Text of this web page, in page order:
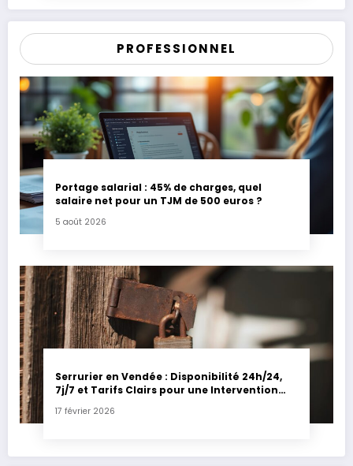
PROFESSIONNEL
Portage salarial : 45% de charges, quel
salaire net pour un TJM de 500 euros ?
5 août 2026
Serrurier en Vendée : Disponibilité 24h/24,
7j/7 et Tarifs Clairs pour une Intervention
17 février 2026